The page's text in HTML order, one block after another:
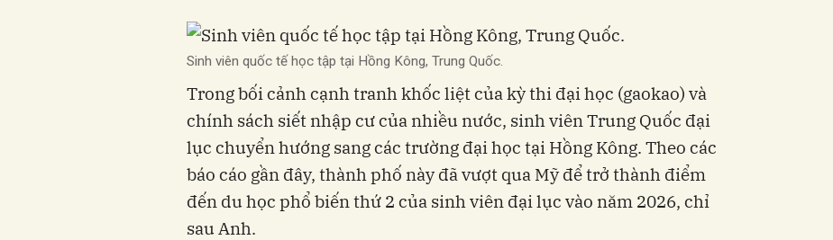
Sinh viên quốc tế học tập tại Hồng Kông, Trung Quốc.
Trong bối cảnh cạnh tranh khốc liệt của kỳ thi đại học (gaokao) và
chính sách siết nhập cư của nhiều nước, sinh viên Trung Quốc đại
lục chuyển hướng sang các trường đại học tại Hồng Kông. Theo các
báo cáo gần đây, thành phố này đã vượt qua Mỹ để trở thành điểm
đến du học phổ biến thứ 2 của sinh viên đại lục vào năm 2026, chỉ
sau Anh.